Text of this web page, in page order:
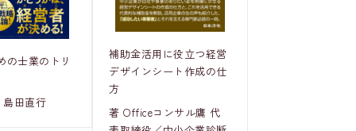
の士業のトリ
田直行
補助金活用に役立つ経営
デザインシート作成の仕
方
著 Officeコンサル鷹 代